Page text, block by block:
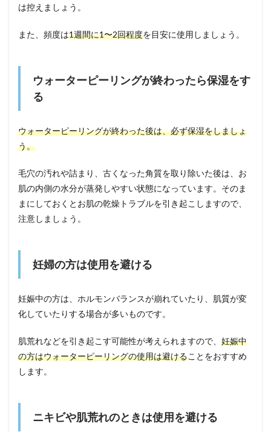
は控えましょう。
また、頻度は1週間に1〜2回程度を目安に使用しましょう。
ウォーターピーリングが終わったら保湿をす
る
ウォーターピーリングが終わった後は、必ず保湿をしましょ
う。
毛穴の汚れや詰まり、古くなった角質を取り除いた後は、お
肌の内側の水分が蒸発しやすい状態になっています。そのま
まにしておくとお肌の乾燥トラブルを引き起こしますので、
注意しましょう。
妊婦の方は使用を避ける
妊娠中の方は、ホルモンバランスが崩れていたり、肌質が変
化していたりする場合が多いものです。
肌荒れなどを引き起こす可能性が考えられますので、 妊娠中
の方はウォーターピーリングの使用は避けることをおすすめ
します。
ニキビや肌荒れのときは使用を避ける